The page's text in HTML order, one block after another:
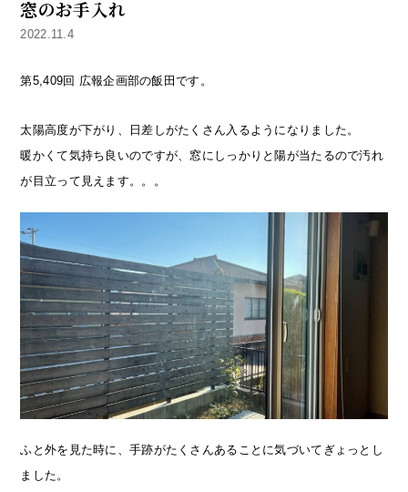
窓のお手入れ
2022.11.4
第5,409回 広報企画部の飯田です。
太陽高度が下がり、日差しがたくさん入るようになりました。
暖かくて気持ち良いのですが、窓にしっかりと陽が当たるので汚れ
が目立って見えます。。。
ふと外を見た時に、手跡がたくさんあることに気づいてぎょっとし
ました。